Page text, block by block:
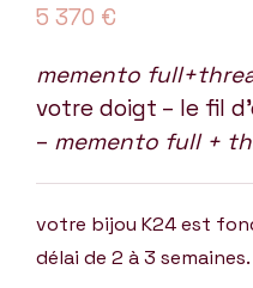
5 370 €
memento
votre doigt – le fil
– memento full +
votre bijou K24 est
délai de 2 à 3 semaines.